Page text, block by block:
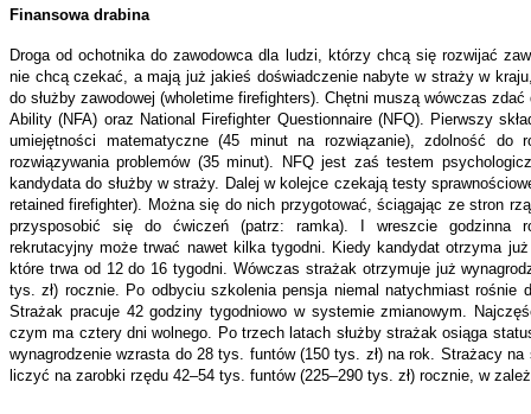
Finansowa drabina
Droga od ochotnika do zawodowca dla ludzi, którzy chcą się rozwijać
nie chcą czekać, a mają już jakieś doświadczenie nabyte w straży w
do służby zawodowej (wholetime firefighters). Chętni muszą wówczas
Ability (NFA) oraz National Firefighter Questionnaire (NFQ). Pierwszy
umiejętności matematyczne (45 minut na rozwiązanie), zdolność do
rozwiązywania problemów (35 minut). NFQ jest zaś testem
kandydata do służby w straży. Dalej w kolejce czekają testy
retained firefighter). Można się do nich przygotować, ściągając ze stron
przysposobić się do ćwiczeń (patrz: ramka). I wreszcie godzinna
rekrutacyjny może trwać nawet kilka tygodni. Kiedy kandydat otrzyma
które trwa od 12 do 16 tygodni. Wówczas strażak otrzymuje już
tys. zł) rocznie. Po odbyciu szkolenia pensja niemal natychmiast rośnie
Strażak pracuje 42 godziny tygodniowo w systemie zmianowym.
czym ma cztery dni wolnego. Po trzech latach służby strażak osiąga
wynagrodzenie wzrasta do 28 tys. funtów (150 tys. zł) na rok. Strażacy
liczyć na zarobki rzędu 42–54 tys. funtów (225–290 tys. zł) rocznie, w